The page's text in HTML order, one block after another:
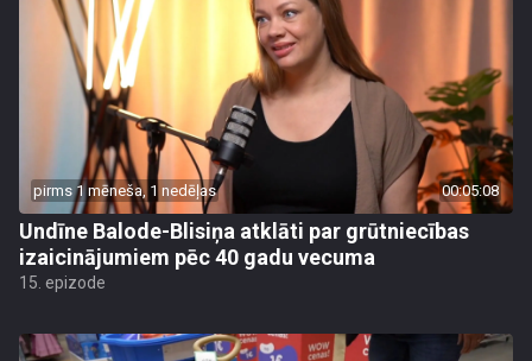
pirms 1 mēneša, 1 nedēļas 00:05:08
Undīne Balode-Blisiņa atklāti par grūtniecības
izaicinājumiem pēc 40 gadu vecuma
15. epizode